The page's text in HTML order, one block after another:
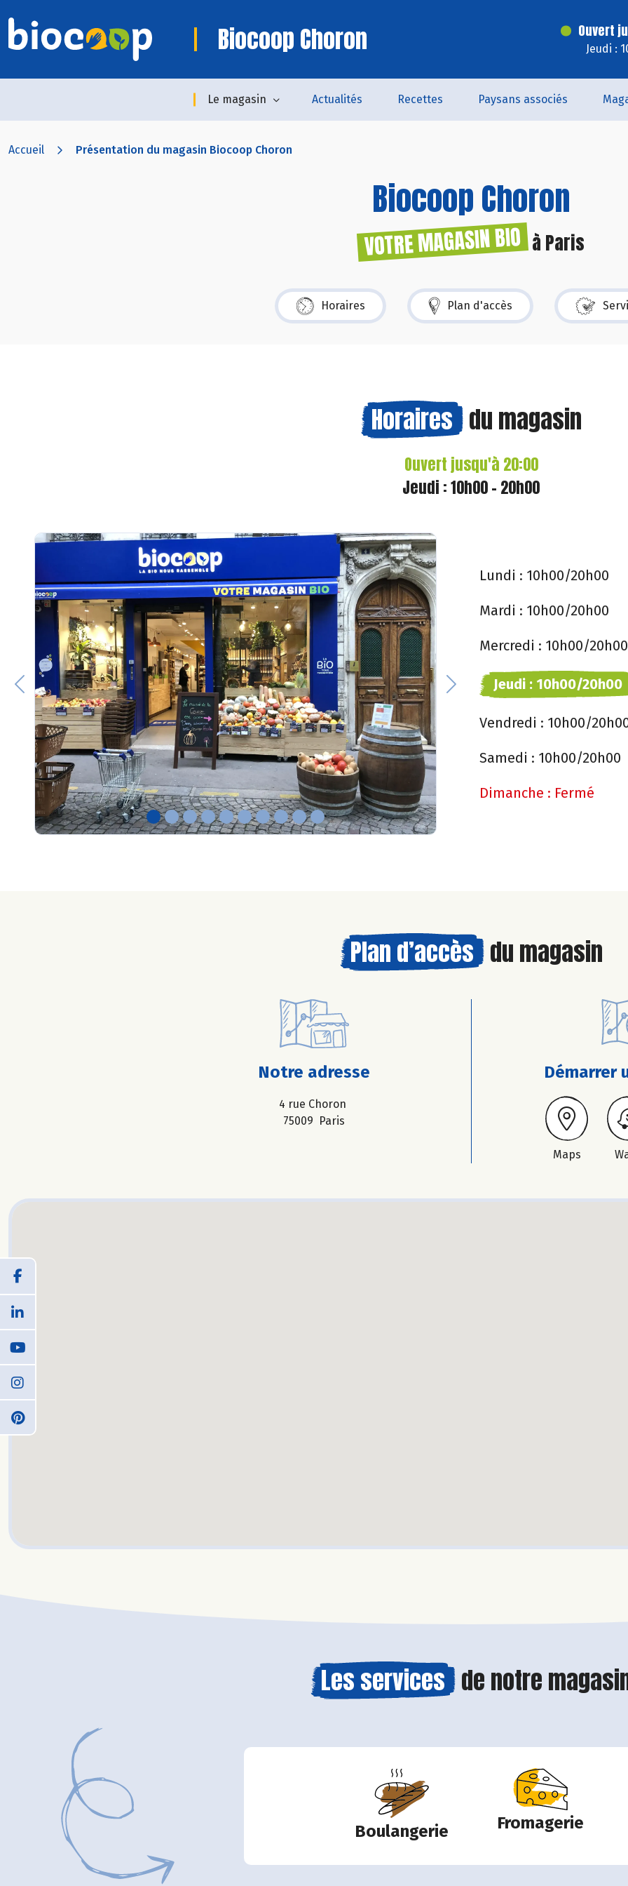
Biocoop Choron Ouvert
Jeudi :
Le magasin Actualités Recettes Paysans associés
Accueil Présentation du magasin Biocoop Choron
Biocoop Choron
VOTRE MAGASIN BIO à Paris
Horaires Plan d'accès
Horaires du magasin
Ouvert jusqu'à 20:00
Jeudi : 10h00 - 20h00
Previous Next
Lundi : 10h00/20h00
Mardi : 10h00/20h00
Mercredi : 10h00/20h00
Jeudi : 10h00/20h00
Vendredi : 10h00/
Samedi : 10h00/20h00
Dimanche : Fermé
Plan d’accès du magasin
Notre adresse
4 rue Choron
75009 Paris
Démarrer
Maps
Les services de notre
Boulangerie Fromagerie